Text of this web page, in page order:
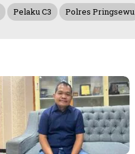
Pelaku C3 Polres Pringsewu